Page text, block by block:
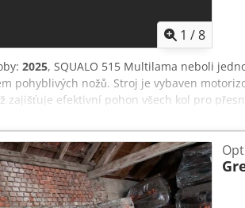
1 /8
2025, SQUALO 515 Multilama neboli
pohyblivých nožů. Stroj je vybaven
zajišťuje efektivní pohon všech kol pro
skládá z pevného nože a proměnného
ořezávání a rozmanitým
kapacity: díky použití speciálních
namontované na těchto speciálních
šířkami. Tato všestrannost
s pevnými řeznými mezerami.